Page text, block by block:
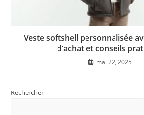
Veste softshell personnalisée
d’achat et conseils
mai 22, 2025
Rechercher